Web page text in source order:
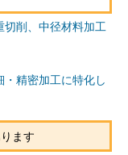
切削、中径材料加工
精密加工に特化し
ます